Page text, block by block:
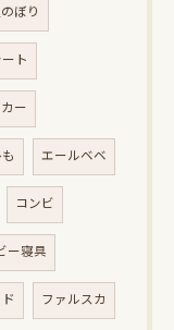
ぼり
ト
ー
エールベベ
コンビ
ー寝具
ファルスカ